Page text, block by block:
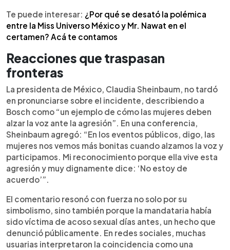
Te puede interesar: ¿Por qué se desató la polémica
entre la Miss Universo México y Mr. Nawat en el
certamen? Acá te contamos
Reacciones que traspasan
fronteras
La presidenta de México, Claudia Sheinbaum, no tardó
en pronunciarse sobre el incidente, describiendo a
Bosch como “un ejemplo de cómo las mujeres deben
alzar la voz ante la agresión”. En una conferencia,
Sheinbaum agregó: “En los eventos públicos, digo, las
mujeres nos vemos más bonitas cuando alzamos la voz y
participamos. Mi reconocimiento porque ella vive esta
agresión y muy dignamente dice: ‘No estoy de
acuerdo’”.
El comentario resonó con fuerza no solo por su
simbolismo, sino también porque la mandataria había
sido víctima de acoso sexual días antes, un hecho que
denunció públicamente. En redes sociales, muchas
usuarias interpretaron la coincidencia como una